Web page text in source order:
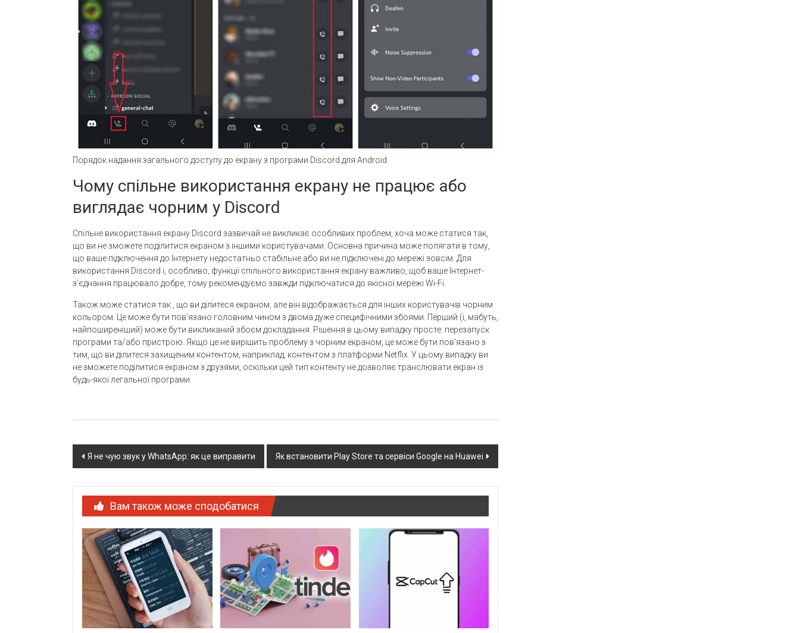
Порядок надання загального доступу до екрану з програми Discord для Android
Чому спільне використання екрану не працює або
виглядає чорним у Discord
Спільне використання екрану Discord зазвичай не викликає особливих проблем, хоча може статися так,
що ви не зможете поділитися екраном з іншими користувачами. Основна причина може полягати в тому,
що ваше підключення до Інтернету недостатньо стабільне або ви не підключені до мережі зовсім. Для
використання Discord і, особливо, функції спільного використання екрану важливо, щоб ваше Інтернет-
з’єднання працювало добре, тому рекомендуємо завжди підключатися до якісної мережі Wi-Fi.
Також може статися так , що ви ділитеся екраном, але він відображається для інших користувачів чорним
кольором. Це може бути пов’язано головним чином з двома дуже специфічними збоями. Перший (і, мабуть,
найпоширеніший) може бути викликаний збоєм докладання. Рішення в цьому випадку просте: перезапуск
програми та/або пристрою. Якщо це не вирішить проблему з чорним екраном, це може бути пов’язано з
тим, що ви ділитеся захищеним контентом, наприклад, контентом з платформи Netflix. У цьому випадку ви
не зможете поділитися екраном з друзями, оскільки цей тип контенту не дозволяє транслювати екран із
будь-якої легальної програми.
Post
Я не чую звук у WhatsApp: як це виправити Як встановити Play Store та сервіси Google на Huawei
Вам також може сподобатися